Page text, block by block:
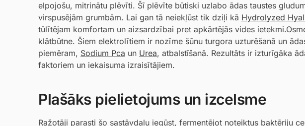
elpojošu, mitrinātu plēvīti. Šī plēvīte būtiski uzlabo ādas taustes
virspusējām grumbām. Lai gan tā neiekļūst tik dziļi kā Hydrolyzed
tūlītējam komfortam un aizsardzībai pret apkārtējās vides
klātbūtne. Šiem elektrolītiem ir nozīme šūnu turgora uzturēšanā un
piemēram, Sodium Pca un Urea, atbalstīšanā. Rezultāts ir izturīgāka
faktoriem un iekaisuma izraisītājiem.
Plašāks pielietojums un izcelsme
Ražotāji parasti šo sastāvdaļu iegūst, fermentējot noteiktus baktēriju